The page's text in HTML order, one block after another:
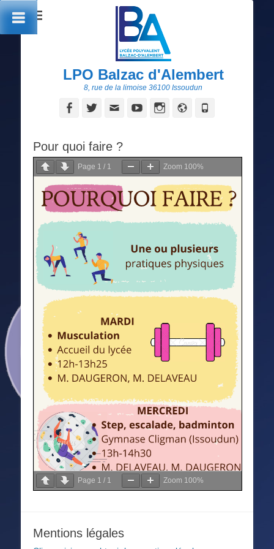
LPO Balzac d'Alembert
8, rue de la limoise 36100 Issoudun
FacebookTwitterAdresseYouTubeInstagram
Site
Pour quoi faire ?
Page 1 / 1 Zoom 100%
Page 1 / 1 Zoom 100%
Mentions légales